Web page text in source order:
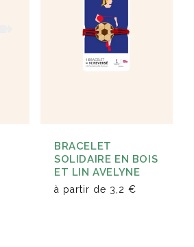
BRACELET
SOLIDAIRE EN BOIS
ET LIN AVELYNE
à partir de 3,2 €